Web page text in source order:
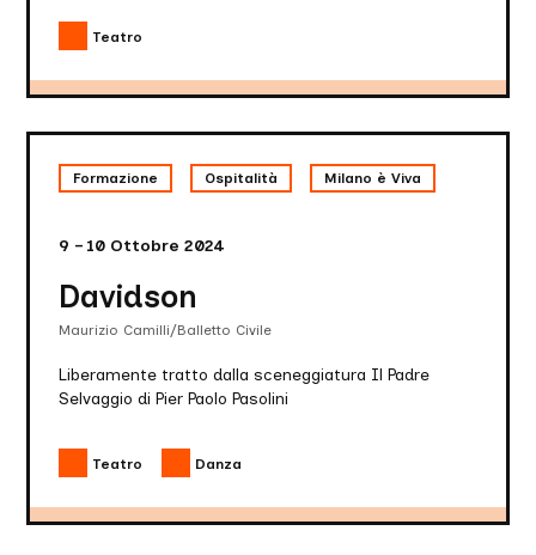
Teatro
Formazione Ospitalità Milano è Viva
9 – 10 Ottobre 2024
Davidson
Maurizio Camilli/Balletto Civile
Liberamente tratto dalla sceneggiatura Il Padre
Selvaggio di Pier Paolo Pasolini
Teatro Danza